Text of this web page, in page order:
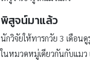
พิสูจน์มาแล้ว
นักวิจัยให้ทารกวัย 3 เดือน
ในหมวดหมู่เดียวกันกับแมว